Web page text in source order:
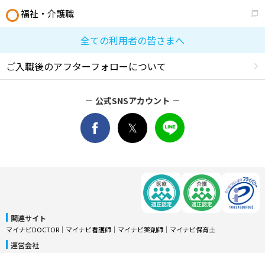
福祉・介護職
全ての利用者の皆さまへ
ご入職後のアフターフォローについて
公式SNSアカウント
関連サイト
マイナビDOCTOR │ マイナビ看護師 │ マイナビ薬剤師 │ マイナビ保育士
運営会社